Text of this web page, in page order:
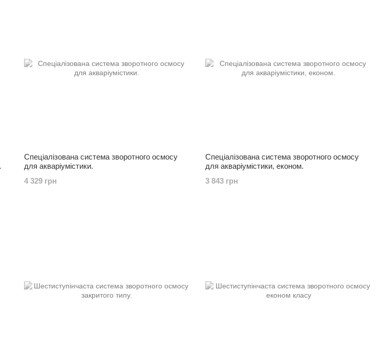
Спеціалізована система зворотного осмосу
для акваріумістики.
4 329 грн
Спеціалізована система зворотного осмосу
для акваріумістики, економ.
3 843 грн